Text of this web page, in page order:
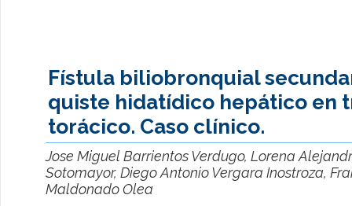
Fístula biliobronquial
quiste hidatídico hepático en
torácico. Caso clínico.
Jose Miguel Barrientos Verdugo, Lorena
Sotomayor, Diego Antonio Vergara Inostroza,
Maldonado Olea